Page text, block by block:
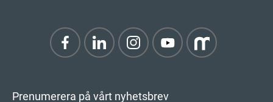
Prenumerera på vårt nyhetsbrev